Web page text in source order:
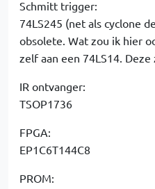
Schmitt trigger:
74LS245 (net als cyclone
obsolete. Wat zou ik hier
zelf aan een 74LS14.
IR ontvanger:
TSOP1736
FPGA:
EP1C6T144C8
PROM: